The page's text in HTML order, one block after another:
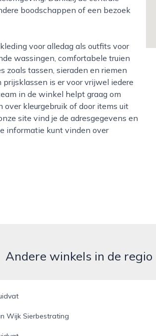
boodschappen of een bezoek
wassingen, comfortabele truien
zoals tassen, sieraden en riemen
is er voor vrijwel iedere
in de winkel helpt graag om
kleurgebruik of door items uit
site vind je de adresgegevens en
informatie kunt vinden over
Andere winkels in de regio
Wijk Sierbestrating